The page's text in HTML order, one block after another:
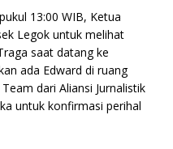
13:00 WIB, Ketua
Legok untuk melihat
saat datang ke
ada Edward di ruang
dari Aliansi Jurnalistik
untuk konfirmasi perihal